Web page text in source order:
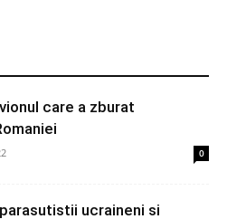
care a zburat
0
ucraineni si